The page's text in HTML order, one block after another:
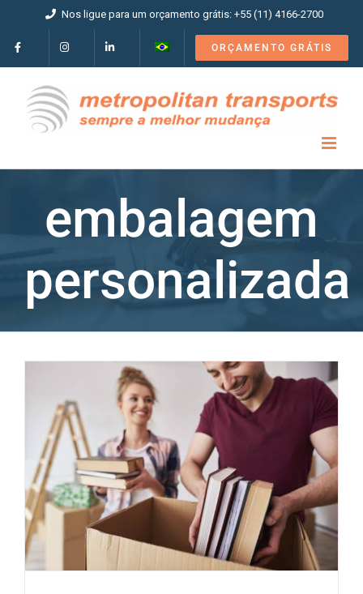
conteúdo
Nos ligue para um orçamento grátis: +55 (11) 4166-2700
ORÇAMENTO GRÁTIS
embalagem
personalizada